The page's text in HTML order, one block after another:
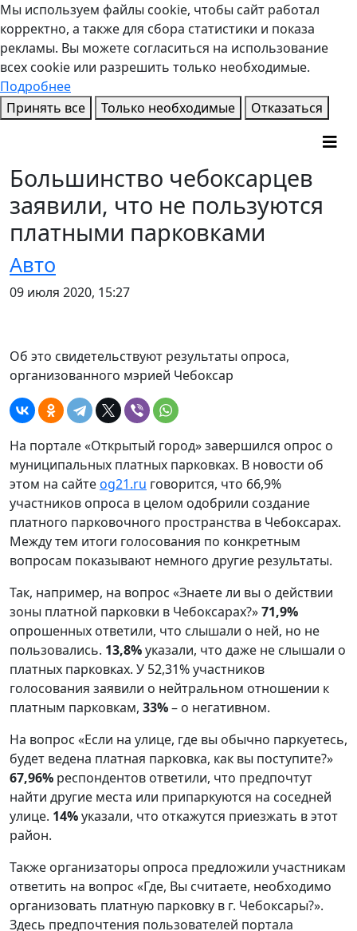
Мы используем файлы cookie, чтобы сайт работал
корректно, а также для сбора статистики и показа
рекламы. Вы можете согласиться на использование
всех cookie или разрешить только необходимые.
Подробнее
Принять все
Только необходимые Отказаться
Большинство чебоксарцев
заявили, что не пользуются
платными парковками
Авто
09 июля 2020, 15:27
Об это свидетельствуют результаты опроса,
организованного мэрией Чебоксар
На портале «Открытый город» завершился опрос о
муниципальных платных парковках. В новости об
этом на сайтеog21.ru говорится, что 66,9%
участников опроса в целом одобрили создание
платного парковочного пространства в Чебоксарах.
Между тем итоги голосования по конкретным
вопросам показывают немного другие результаты.
Так, например, на вопрос «Знаете ли вы о действии
зоны платной парковки в Чебоксарах?»71,9%
опрошенных ответили, что слышали о ней, но не
пользовались. 13,8%указали, что даже не слышали о
платных парковках. У 52,31% участников
голосования заявили о нейтральном отношении к
платным парковкам, 33%– о негативном.
На вопрос «Если на улице, где вы обычно паркуетесь,
будет ведена платная парковка, как вы поступите?»
67,96% респондентов ответили, что предпочтут
найти другие места или припаркуются на соседней
улице. 14%указали, что откажутся приезжать в этот
район.
Также организаторы опроса предложили участникам
ответить на вопрос «Где, Вы считаете, необходимо
организовать платную парковку в г. Чебоксары?».
Здесь предпочтения пользователей портала